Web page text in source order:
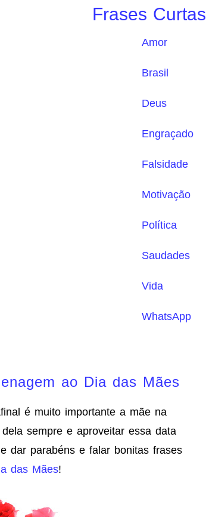
Frases Curtas
Amor
Brasil
Deus
Engraçado
Falsidade
Motivação
Política
Saudades
Vida
WhatsApp
ao Dia das Mães
é muito importante a mãe na
sempre e aproveitar essa data
dar parabéns e falar bonitas frases
das Mães!